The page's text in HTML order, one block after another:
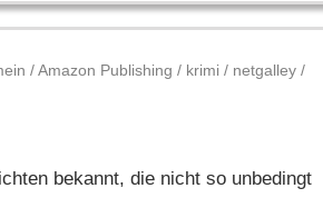
/Amazon Publishing / krimi / netgalley /
bekannt, die nicht so unbedingt